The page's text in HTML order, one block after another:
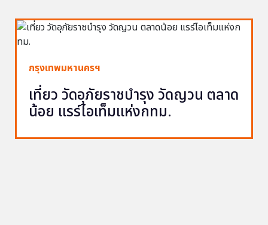
กรุงเทพมหานครฯ
เที่ยว วัดอุภัยราชบำรุง วัดญวน ตลาด
น้อย แรร์ไอเท็มแห่งกทม.